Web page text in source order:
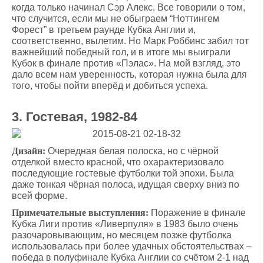
когда только начинал Сэр Алекс. Все говорили о том,
что случится, если мы не обыграем “Ноттингем
Форест” в третьем раунде Кубка Англии и,
соответственно, вылетим. Но Марк Роббинс забил тот
важнейший победный гол, и в итоге мы выиграли
Кубок в финале против «Пэлас». На мой взгляд, это
дало всем нам уверенность, которая нужна была для
того, чтобы пойти вперёд и добиться успеха.
3. Гостевая, 1982-84
Дизайн: Очередная белая полоска, но с чёрной
отделкой вместо красной, что охарактеризовало
последующие гостевые футболки той эпохи. Была
даже тонкая чёрная полоса, идущая сверху вниз по
всей форме.
Примечательные выступления: Поражение в финале
Кубка Лиги против «Ливерпуля» в 1983 было очень
разочаровывающим, но месяцем позже футболка
использовалась при более удачных обстоятельствах –
победа в полуфинале Кубка Англии со счётом 2-1 над